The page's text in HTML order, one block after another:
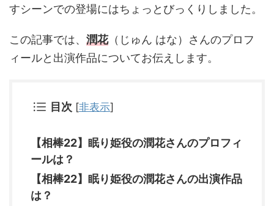
すシーンでの登場にはちょっとびっくりしました。
この記事では、 潤花（じゅん はな）さんのプロフ
ィールと出演作品についてお伝えします。
目次 [非表示]
【相棒22】眠り姫役の潤花さんのプロフィ
ールは？
【相棒22】眠り姫役の潤花さんの出演作品
は？